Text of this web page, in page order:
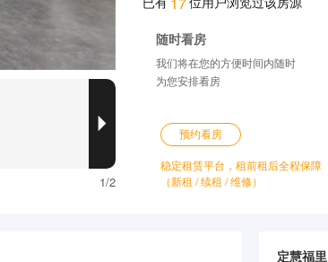

1/2
随时看房
我们将在您的方便时间内随时
为您安排看房
预约看房
稳定租赁平台，租前租后全程保障
（新租 / 续租 / 维修）
定慧福里